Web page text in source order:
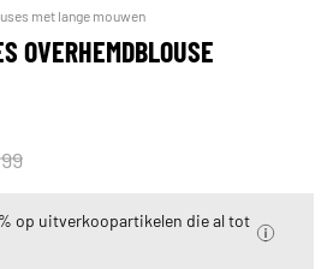
met lange mouwen
OVERHEMDBLOUSE
op uitverkoopartikelen die al tot